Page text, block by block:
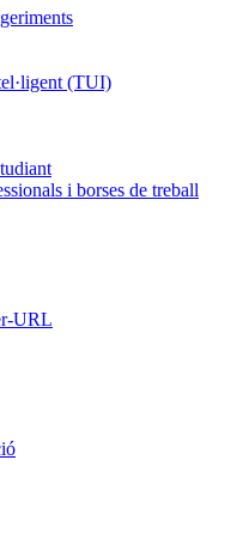
(TUI)
i borses de treball
URL